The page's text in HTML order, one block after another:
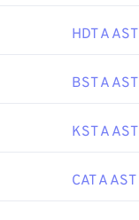
HDT A AST
BST A AST
KST A AST
CAT A AST